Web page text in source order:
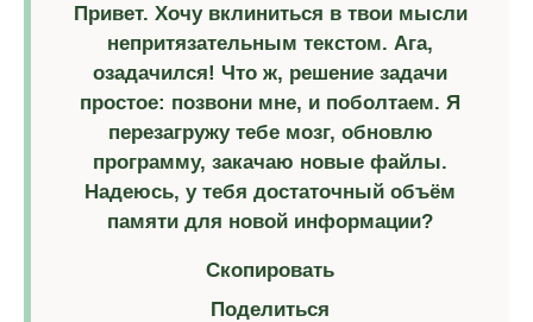
Привет. Хочу вклиниться в твои мысли
непритязательным текстом. Ага,
озадачился! Что ж, решение задачи
простое: позвони мне, и поболтаем. Я
перезагружу тебе мозг, обновлю
программу, закачаю новые файлы.
Надеюсь, у тебя достаточный объём
памяти для новой информации?
Скопировать
Поделиться